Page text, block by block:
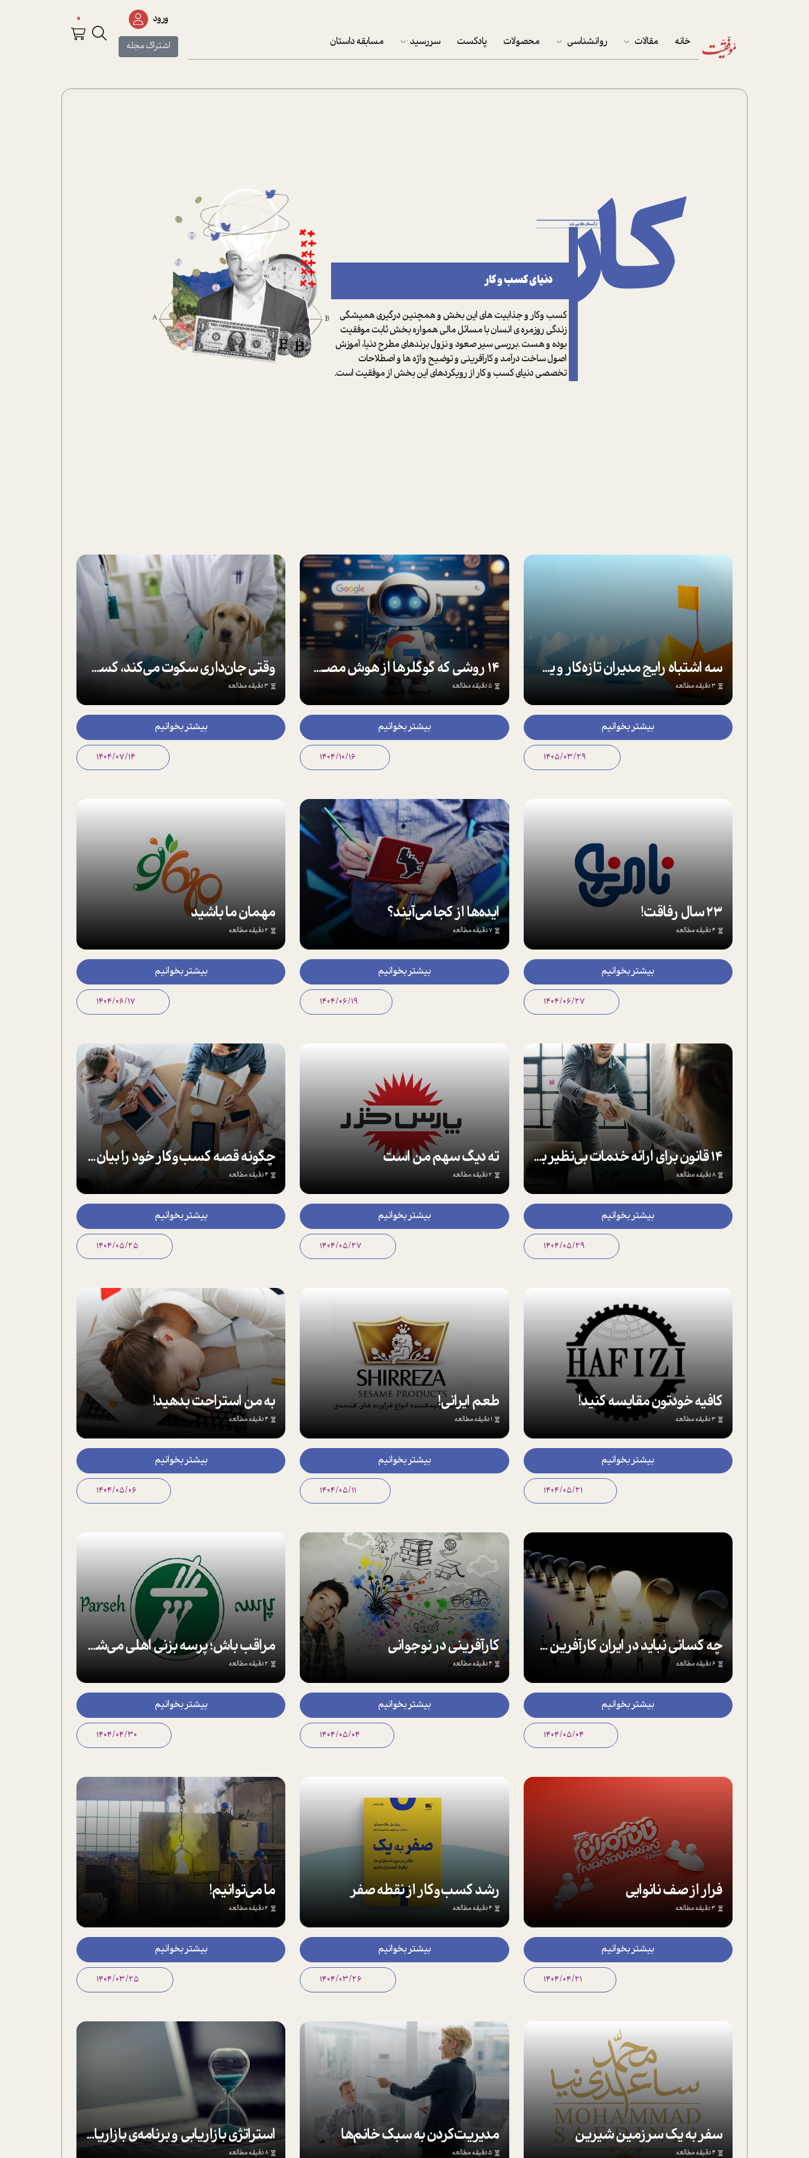
خانه مقالات
پلاس
روانشناسی محصولات پادکست سررسید مسابقه داستان
ورود
اشتراک مجله
0
دنیای کسب و کار
کسب وکار و جذابیت های این بخش و همچنین درگیری همیشگی
زندگی روزمره ی انسان با مسائل مالی همواره بخش ثابت موفقیت
بوده و هست .بررسی سیر صعود و نزول برندهای مطرح دنیا، آموزش
اصول ساخت درآمد و کارآفرینی و توضیح واژه ها و اصطلاحات
تخصصی دنیای کسب و کار از رویکردهای این بخش از موفقیت است.
سه اشتباه رایج مدیران تازه‌کار و یک راه حل بهتر
3 دقیقه مطالعه
بیشتر بخوانیم
1405/03/29
14 روشی که گوگلرها از هوش مصـنوعی برای کار هوشمندانه تر استفاده مـی کنند!
5 دقیقه مطالعه
بیشتر بخوانیم
1404/10/16
وقتی جان‌داری سکوت می‌کند، کسی باید صدایش را بشنود
3 دقیقه مطالعه
بیشتر بخوانیم
1404/07/14
23 سال رفاقت!
4 دقیقه مطالعه
بیشتر بخوانیم
1404/06/27
ایده‌ها از کجا می‌آیند؟
7 دقیقه مطالعه
بیشتر بخوانیم
1404/06/19
مهمان ما باشید
2 دقیقه مطالعه
بیشتر بخوانیم
1404/06/17
14 قانون برای ارائه خدمات بی‌نظیر به مشتریان
8 دقیقه مطالعه
بیشتر بخوانیم
1404/05/29
ته دیگ سهم من است
2 دقیقه مطالعه
بیشتر بخوانیم
1404/05/27
چگونه قصه کسب‌و‌کار خود را بیان کنیم؟
4 دقیقه مطالعه
بیشتر بخوانیم
1404/05/25
کافیه خودتون مقایسه کنید!
3 دقیقه مطالعه
بیشتر بخوانیم
1404/05/21
طعم ایرانی!
1 دقیقه مطالعه
بیشتر بخوانیم
1404/05/11
به من استراحت بدهید!
4 دقیقه مطالعه
بیشتر بخوانیم
1404/05/06
چه کسانی نباید در ایران کارآفرین شوند؟
6 دقیقه مطالعه
بیشتر بخوانیم
1404/05/04
کارآفرینی در نوجوانی
4 دقیقه مطالعه
بیشتر بخوانیم
1404/05/04
مراقب باش؛ پرسه بزنی اهلی می‌شی!
2 دقیقه مطالعه
بیشتر بخوانیم
1404/04/30
فرار از صف نانوایی
3 دقیقه مطالعه
بیشتر بخوانیم
1404/04/21
رشد کسب‌و‌کار از نقطه‌ صفر
4 دقیقه مطالعه
بیشتر بخوانیم
1404/03/26
ما می‌توانیم!
2 دقیقه مطالعه
بیشتر بخوانیم
1404/03/25
سفر به یک سرزمین شیرین
4 دقیقه مطالعه
مدیریت‌کردن به سبک خانم‌ها
5 دقیقه مطالعه
استراتژی بازاریابی و برنامه‌ی بازاریابی چیست؟
8 دقیقه مطالعه